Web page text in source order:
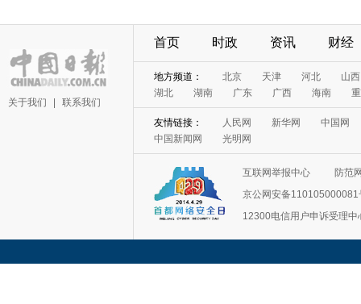
关于我们 联系我们
首页 时政 资讯 财经
地方频道： 北京 天津 河北
山西
湖北
湖南 广东 广西 海南
友情链接： 人民网 新华网
中国网
中国新闻网
光明网
互联网举报中心
防范
京公网安备110105000081
12300电信用户申诉受理中